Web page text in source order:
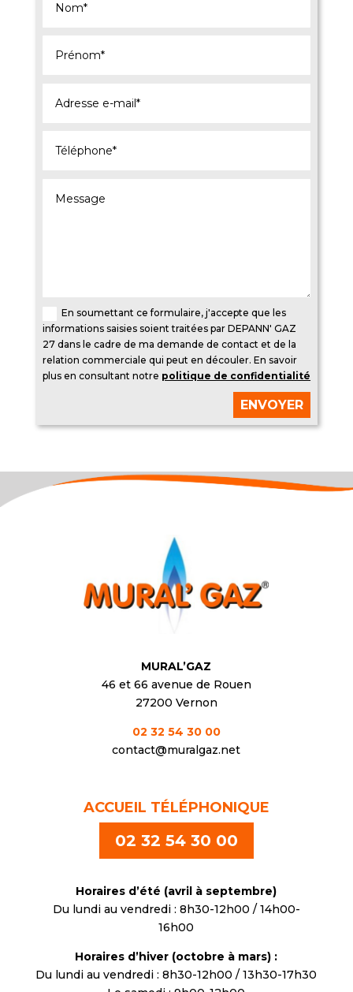
En soumettant ce formulaire, j'accepte que les
informations saisies soient traitées par DEPANN' GAZ
27 dans le cadre de ma demande de contact et de la
relation commerciale qui peut en découler. En savoir
plus en consultant notre politique de confidentialité
ENVOYER
MURAL’GAZ
46 et 66 avenue de Rouen
27200 Vernon
02 32 54 30 00
contact@muralgaz.net
ACCUEIL TÉLÉPHONIQUE
02 32 54 30 00
Horaires d’été (avril à septembre)
Du lundi au vendredi : 8h30-12h00 / 14h00-
16h00
Horaires d’hiver (octobre à mars) :
Du lundi au vendredi : 8h30-12h00 / 13h30-17h30